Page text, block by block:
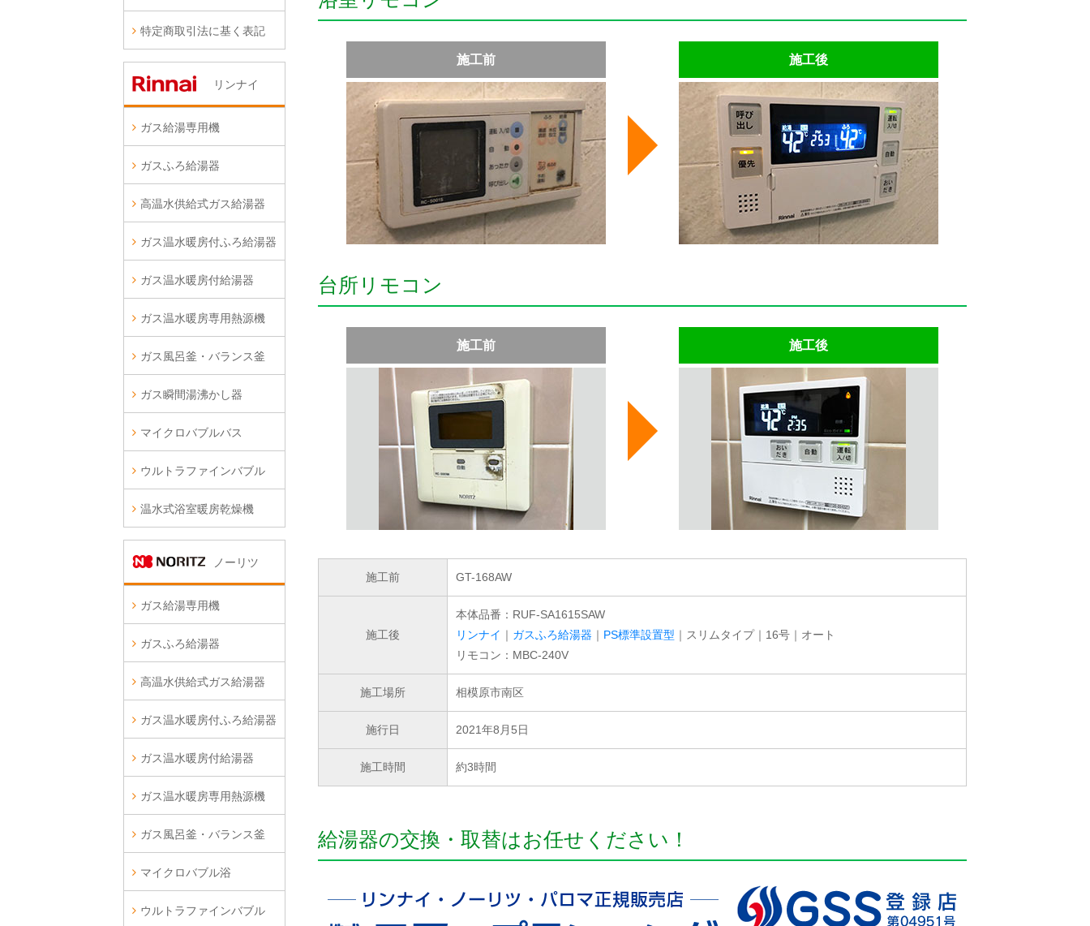
施工前 施工後
台所リモコン
施工前 施工後
施工前 GT-168AW
施工後
本体品番：RUF-SA1615SAW
リンナイ ｜ ガスふろ給湯器 ｜ PS標準設置型 ｜スリムタイプ｜16号｜オート
リモコン：MBC-240V
施工場所 相模原市南区
施行日 2021年8月5日
施工時間 約3時間
給湯器の交換・取替はお任せください！
特定商取引法に基く表記
リンナイ
ガス給湯専用機
ガスふろ給湯器
高温水供給式ガス給湯器
ガス温水暖房付ふろ給湯器
ガス温水暖房付給湯器
ガス温水暖房専用熱源機
ガス風呂釜・バランス釜
ガス瞬間湯沸かし器
マイクロバブルバス
ウルトラファインバブル
温水式浴室暖房乾燥機
ノーリツ
ガス給湯専用機
ガスふろ給湯器
高温水供給式ガス給湯器
ガス温水暖房付ふろ給湯器
ガス温水暖房付給湯器
ガス温水暖房専用熱源機
ガス風呂釜・バランス釜
マイクロバブル浴
ウルトラファインバブル